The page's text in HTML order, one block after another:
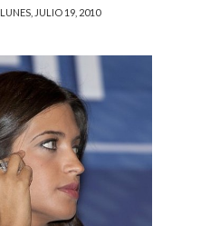
LUNES, JULIO 19, 2010